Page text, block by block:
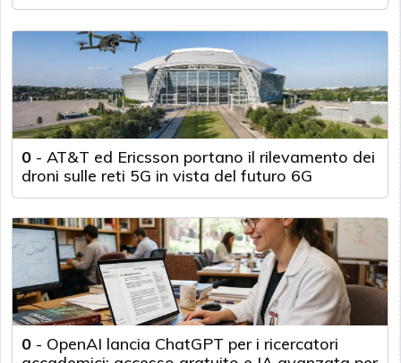
0 - AT&T ed Ericsson portano il rilevamento dei
droni sulle reti 5G in vista del futuro 6G
0 - OpenAI lancia ChatGPT per i ricercatori